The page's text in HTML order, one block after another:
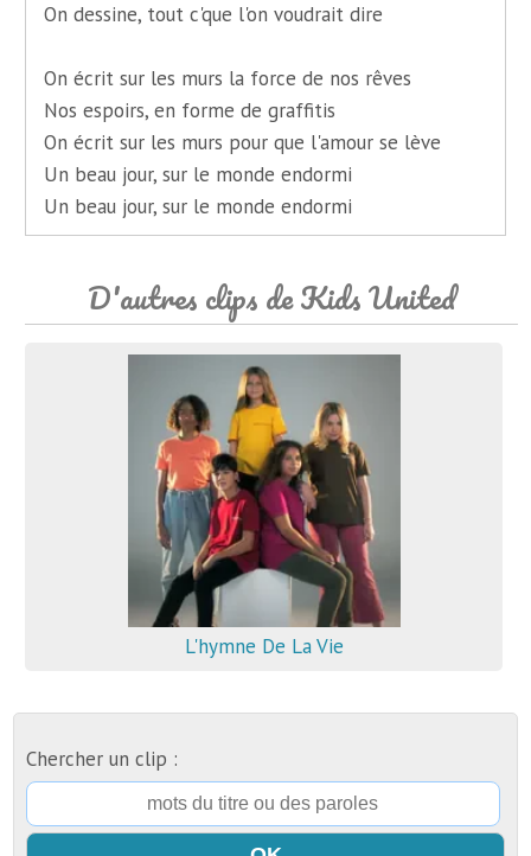
On dessine, tout c'que l'on voudrait dire
On écrit sur les murs la force de nos rêves
Nos espoirs, en forme de graffitis
On écrit sur les murs pour que l'amour se lève
Un beau jour, sur le monde endormi
Un beau jour, sur le monde endormi
D'autres clips de Kids United
L'hymne De La Vie
Chercher un clip :